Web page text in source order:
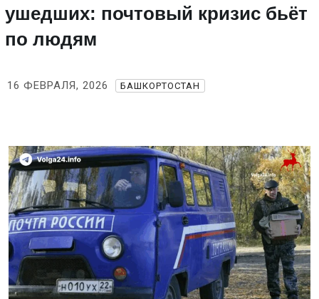
ушедших: почтовый кризис бьёт
по людям
16 ФЕВРАЛЯ, 2026 БАШКОРТОСТАН